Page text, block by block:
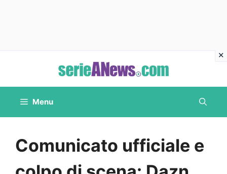
contenuto
Menu
Comunicato ufficiale e